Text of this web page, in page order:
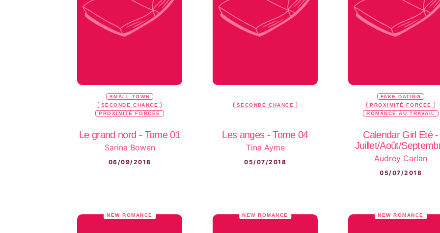
SMALL TOWN
SECONDE CHANCE
PROXIMITÉ FORCÉE
Le grand nord - Tome 01
Sarina Bowen
06/09/2018
SECONDE CHANCE
Les anges - Tome 04
Tina Ayme
05/07/2018
FAKE DATING
PROXIMITÉ FORCÉE
ROMANCE AU TRAVAIL
Calendar Girl Eté -
Juillet/Août/
Audrey Carlan
05/07/2018
NEW ROMANCE NEW ROMANCE NEW ROMANCE